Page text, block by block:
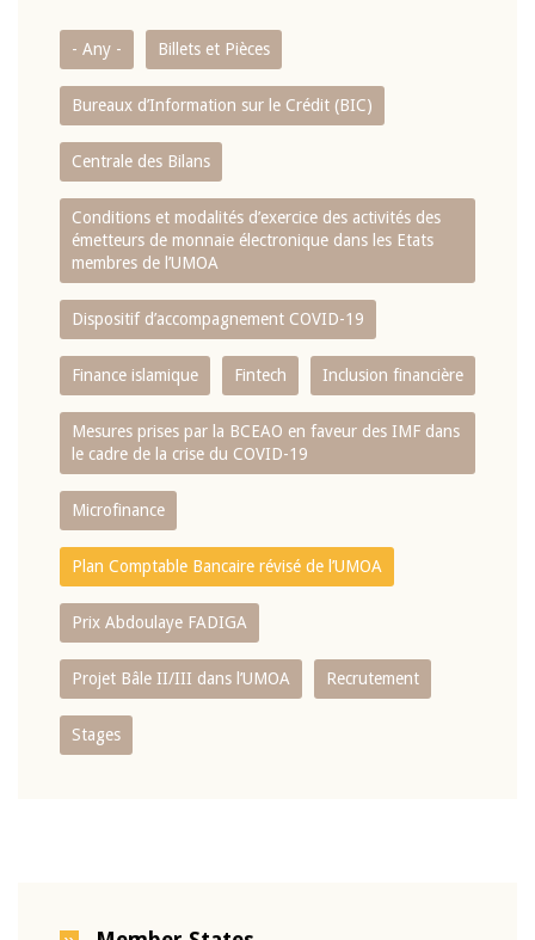
- Any - Billets et Pièces
Bureaux d’Information sur le Crédit (BIC)
Centrale des Bilans
Conditions et modalités d’exercice des activités des
émetteurs de monnaie électronique dans les Etats
membres de l’UMOA
Dispositif d’accompagnement COVID-19
Finance islamique Fintech Inclusion financière
Mesures prises par la BCEAO en faveur des IMF dans
le cadre de la crise du COVID-19
Microfinance
Plan Comptable Bancaire révisé de l’UMOA
Prix Abdoulaye FADIGA
Projet Bâle II/III dans l’UMOA Recrutement
Stages